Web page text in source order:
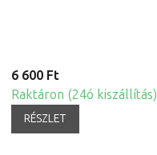
6 600 Ft
Raktáron (24ó kiszállítás)
RÉSZLET